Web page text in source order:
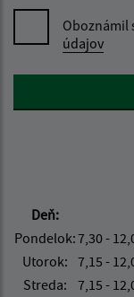
Oboznámil
údajov
Google reCaptcha
Deň:
Pondelok:7,30 -
Utorok: 7,15 -
Streda:
7,15 -